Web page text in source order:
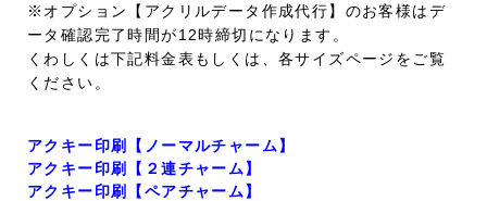
※オプション【アクリルデータ作成代行】のお客様はデ
ータ確認完了時間が12時締切になります。
くわしくは下記料金表もしくは、各サイズページをご覧
ください。
アクキー印刷【ノーマルチャーム】
アクキー印刷【２連チャーム】
アクキー印刷【ペアチャーム】